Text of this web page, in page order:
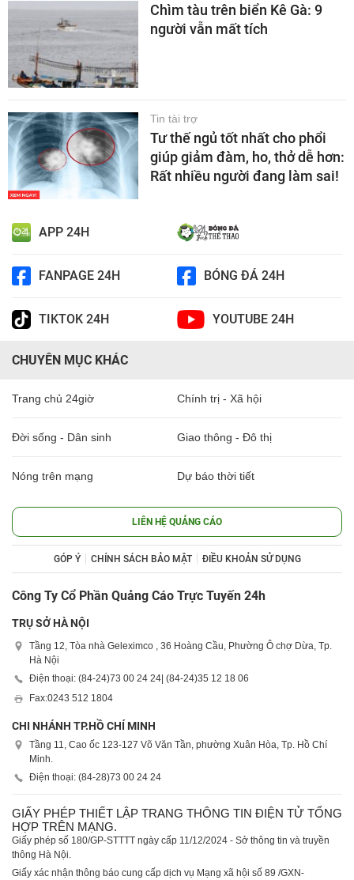
Chìm tàu trên biển Kê Gà: 9
người vẫn mất tích
Tin tài trợ
Tư thế ngủ tốt nhất cho phổi
giúp giảm đàm, ho, thở dễ hơn:
Rất nhiều người đang làm sai!
APP 24H
FANPAGE 24H BÓNG ĐÁ 24H
TIKTOK 24H YOUTUBE 24H
CHUYÊN MỤC KHÁC
Trang chủ 24giờ Chính trị - Xã hội
Đời sống - Dân sinh Giao thông - Đô thị
Nóng trên mạng Dự báo thời tiết
LIÊN HỆ QUẢNG CÁO
GÓP Ý CHÍNH SÁCH BẢO MẬT ĐIỀU KHOẢN SỬ DỤNG
Công Ty Cổ Phần Quảng Cáo Trực Tuyến 24h
TRỤ SỞ HÀ NỘI
Tầng 12, Tòa nhà Geleximco , 36 Hoàng Cầu, Phường Ô chợ Dừa, Tp.
Hà Nội
Điện thoại: (84-24)73 00 24 24| (84-24)35 12 18 06
Fax:0243 512 1804
CHI NHÁNH TP.HỒ CHÍ MINH
Tầng 11, Cao ốc 123-127 Võ Văn Tần, phường Xuân Hòa, Tp. Hồ Chí
Minh.
Điện thoại: (84-28)73 00 24 24
GIẤY PHÉP THIẾT LẬP TRANG THÔNG TIN ĐIỆN TỬ TỔNG
HỢP TRÊN MẠNG.
Giấy phép số 180/GP-STTTT ngày cấp 11/12/2024 - Sở thông tin và truyền
thông Hà Nội.
Giấy xác nhận thông báo cung cấp dịch vụ Mạng xã hội số 89 /GXN-